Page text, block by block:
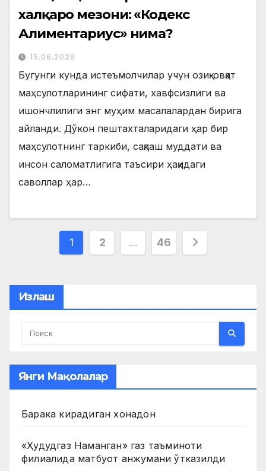
халқаро мезони: «Кодекс
Алиментариус» нима?
15.06.2026
Бугунги кунда истеъмолчилар учун озиқ-овқат
маҳсулотларининг сифати, хавфсизлиги ва
ишончлилиги энг муҳим масалалардан бирига
айланди. Дўкон пештахталаридаги ҳар бир
маҳсулотнинг таркиби, сақлаш муддати ва
инсон саломатлигига таъсири ҳақидаги
саволлар ҳар…
Posts
1 2 … 46
Излаш
Янги Мақолалар
Барака кирадиган хонадон
«Ҳудудгаз Наманган» газ таъминоти
филиалида матбуот анжумани ўтказилди